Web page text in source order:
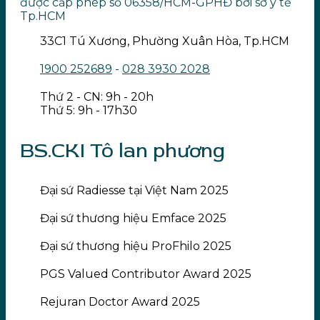
Tp.HCM
33C1 Tú Xương, Phường Xuân Hòa, Tp.HCM
1900 252689 - 028 3930 2028
Thứ 2 - CN: 9h - 20h
Thứ 5: 9h - 17h30
BS.CKI Tô lan phương
Đại sứ Radiesse tại Việt Nam 2025
Đại sứ thương hiệu Emface 2025
Đại sứ thương hiệu ProFhilo 2025
PGS Valued Contributor Award 2025
Rejuran Doctor Award 2025